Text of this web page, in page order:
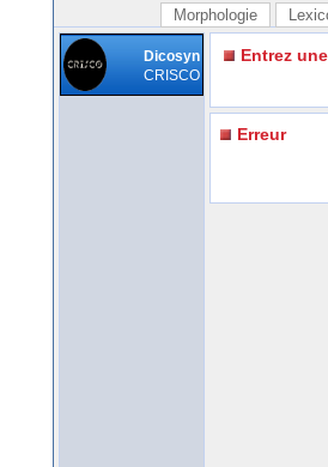
Morphologie
Dicosyn
CRISCO
Entrez
Erreur